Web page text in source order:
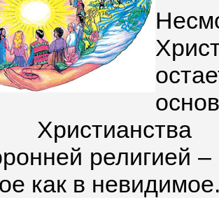
Христианства
религией
как в